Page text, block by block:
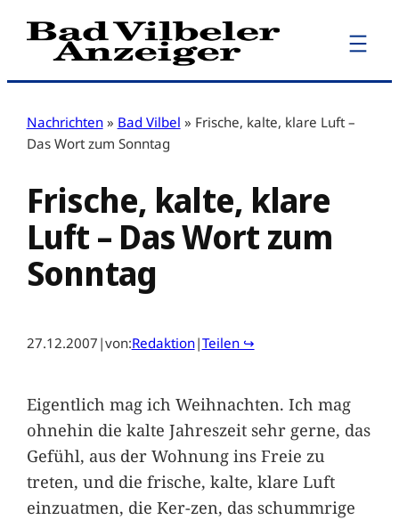
Zum
Inhalt
Nachrichten » Bad Vilbel » Frische, kalte, klare Luft –
Das Wort zum Sonntag
Frische, kalte, klare
Luft – Das Wort zum
Sonntag
27.12.2007 |von:Redaktion|Teilen ↪
Eigentlich mag ich Weihnachten. Ich mag
ohnehin die kalte Jahreszeit sehr gerne, das
Gefühl, aus der Wohnung ins Freie zu
treten, und die frische, kalte, klare Luft
einzuatmen, die Ker-zen, das schummrige